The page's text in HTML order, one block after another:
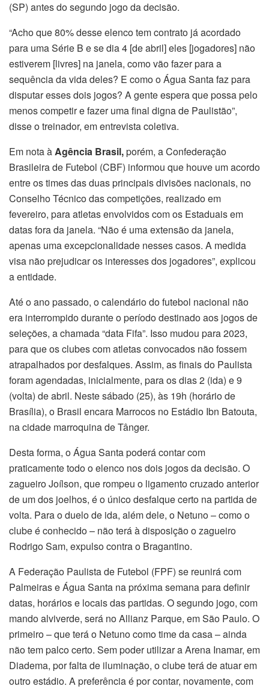
(SP) antes do segundo jogo da decisão.
“Acho que 80% desse elenco tem contrato já acordado
para uma Série B e se dia 4 [de abril] eles [jogadores] não
estiverem [livres] na janela, como vão fazer para a
sequência da vida deles? E como o Água Santa faz para
disputar esses dois jogos? A gente espera que possa pelo
menos competir e fazer uma final digna de Paulistão”,
disse o treinador, em entrevista coletiva.
Em nota àAgência Brasil,porém, a Confederação
Brasileira de Futebol (CBF) informou que houve um acordo
entre os times das duas principais divisões nacionais, no
Conselho Técnico das competições, realizado em
fevereiro, para atletas envolvidos com os Estaduais em
datas fora da janela. “Não é uma extensão da janela,
apenas uma excepcionalidade nesses casos. A medida
visa não prejudicar os interesses dos jogadores”, explicou
a entidade.
Até o ano passado, o calendário do futebol nacional não
era interrompido durante o período destinado aos jogos de
seleções, a chamada “data Fifa”. Isso mudou para 2023,
para que os clubes com atletas convocados não fossem
atrapalhados por desfalques. Assim, as finais do Paulista
foram agendadas, inicialmente, para os dias 2 (ida) e 9
(volta) de abril. Neste sábado (25), às 19h (horário de
Brasília), o Brasil encara Marrocos no Estádio Ibn Batouta,
na cidade marroquina de Tânger.
Desta forma, o Água Santa poderá contar com
praticamente todo o elenco nos dois jogos da decisão. O
zagueiro Joílson, que rompeu o ligamento cruzado anterior
de um dos joelhos, é o único desfalque certo na partida de
volta. Para o duelo de ida, além dele, o Netuno – como o
clube é conhecido – não terá à disposição o zagueiro
Rodrigo Sam, expulso contra o Bragantino.
A Federação Paulista de Futebol (FPF) se reunirá com
Palmeiras e Água Santa na próxima semana para definir
datas, horários e locais das partidas. O segundo jogo, com
mando alviverde, será no Allianz Parque, em São Paulo. O
primeiro – que terá o Netuno como time da casa – ainda
não tem palco certo. Sem poder utilizar a Arena Inamar, em
Diadema, por falta de iluminação, o clube terá de atuar em
outro estádio. A preferência é por contar, novamente, com